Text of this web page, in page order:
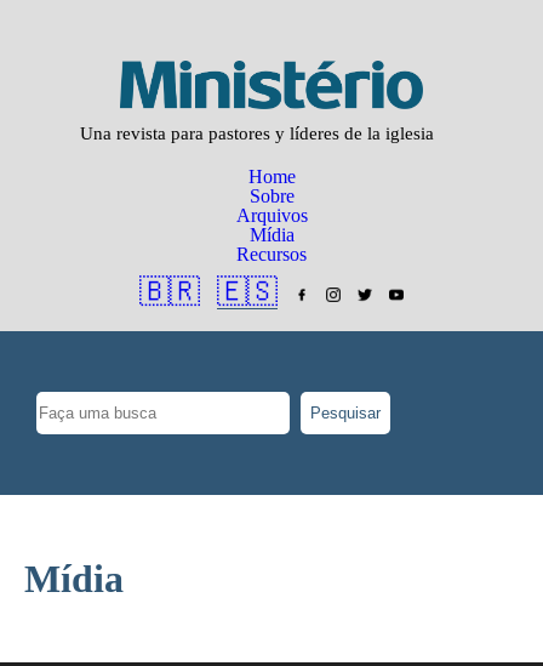
Una revista para pastores y líderes de la iglesia
Home
Sobre
Arquivos
Mídia
Recursos
🇧🇷 🇪🇸
Pesquisar
Mídia